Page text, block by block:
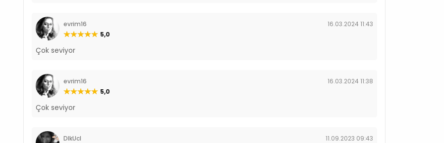
evrim16
16.03.2024 11:43
5,0
Çok seviyor
evrim16
16.03.2024 11:38
5,0
Çok seviyor
DlkUcl
11.09.2023 09:43